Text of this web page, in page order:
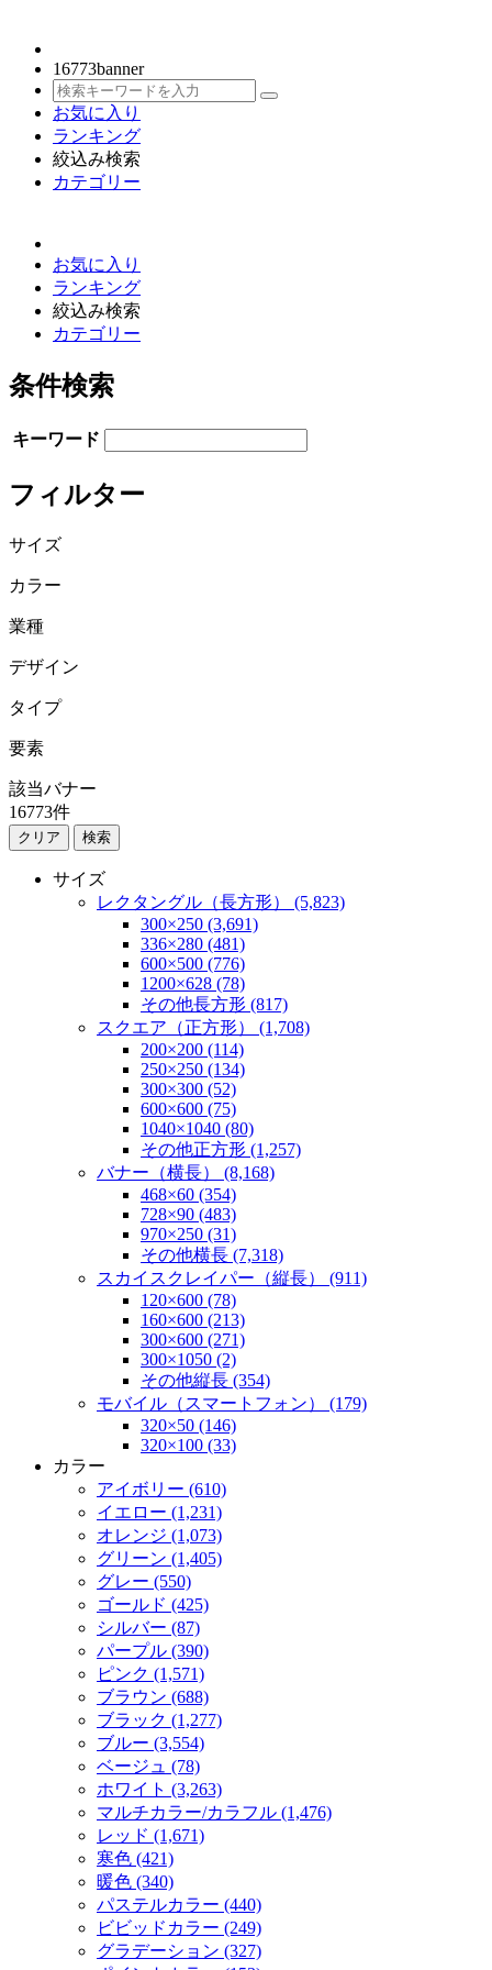
16773banner
お気に入り
ランキング
絞込み検索
カテゴリー
お気に入り
ランキング
絞込み検索
カテゴリー
条件検索
キーワード
フィルター
サイズ
カラー
業種
デザイン
タイプ
要素
該当バナー
16773件
検索
サイズ
レクタングル（長方形） (5,823)
300×250 (3,691)
336×280 (481)
600×500 (776)
1200×628 (78)
その他長方形 (817)
スクエア（正方形） (1,708)
200×200 (114)
250×250 (134)
300×300 (52)
600×600 (75)
1040×1040 (80)
その他正方形 (1,257)
バナー（横長） (8,168)
468×60 (354)
728×90 (483)
970×250 (31)
その他横長 (7,318)
スカイスクレイパー（縦長） (911)
120×600 (78)
160×600 (213)
300×600 (271)
300×1050 (2)
その他縦長 (354)
モバイル（スマートフォン） (179)
320×50 (146)
320×100 (33)
カラー
アイボリー (610)
イエロー (1,231)
オレンジ (1,073)
グリーン (1,405)
グレー (550)
ゴールド (425)
シルバー (87)
パープル (390)
ピンク (1,571)
ブラウン (688)
ブラック (1,277)
ブルー (3,554)
ベージュ (78)
ホワイト (3,263)
マルチカラー/カラフル (1,476)
レッド (1,671)
寒色 (421)
暖色 (340)
パステルカラー (440)
ビビッドカラー (249)
グラデーション (327)